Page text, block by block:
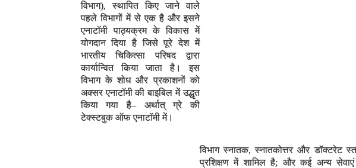
विभाग), स्थापित किए जाने वाले
पहले विभागों में से एक है और इसने
एनाटॉमी पाठ्यक्रम के विकास में
योगदान दिया है जिसे पूरे देश में
भारतीय चिकित्सा परिषद द्वारा
कार्यान्वित किया जाता है। इस
विभाग के शोध और प्रकाशनों को
अक्सर एनाटॉमी की बाइबिल में उद्धृत
किया गया है– अर्थात् ग्रे की
टेक्स्टबुक ऑफ एनाटॉमी में।
विभाग स्नातक, स्नातकोत्तर और डॉक्टरेट
प्रशिक्षण में शामिल है; और कई अन्य